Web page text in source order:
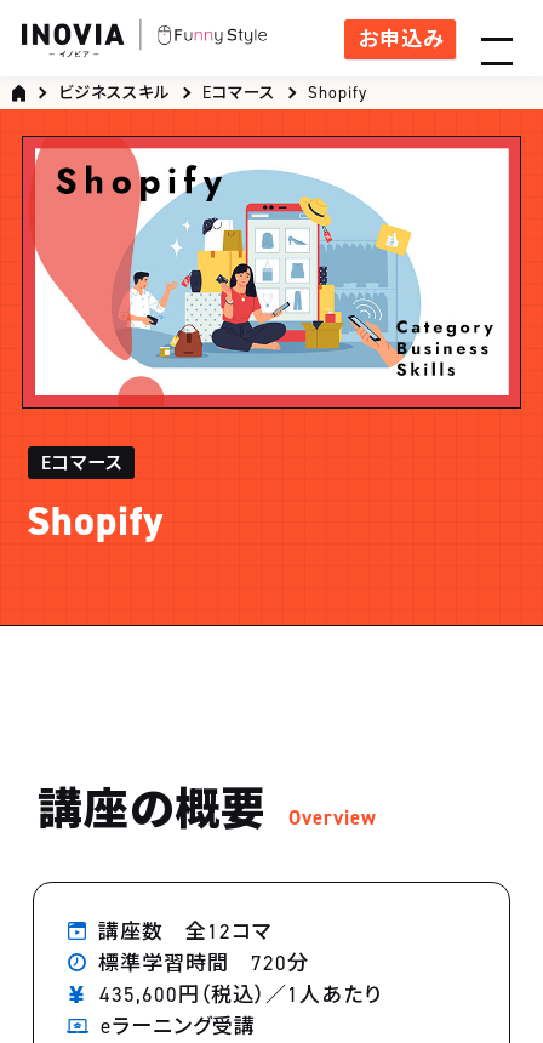
お申込み
ビジネススキル Eコマース Shopify
Eコマース
Shopify
講座の概要 Overview
講座数 全12コマ
標準学習時間 720分
435,600円（税込）／1人あたり
eラーニング受講